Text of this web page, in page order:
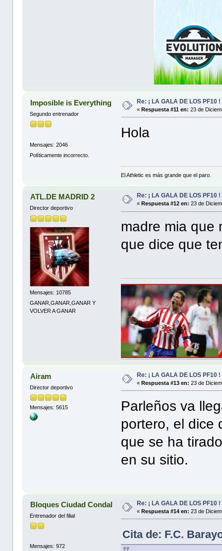
Imposible is Everything
Segundo entrenador
Mensajes: 2046
Políticamente incorrecto.
Re: ¡ LA GALA DE LOS PF10 !
«Respuesta #11 en: 23 de
Hola
El Athletic es más grande que el paro.
ATL.DE MADRID 2
Director deportivo
Mensajes: 10785
GANAR,GANAR,GANAR Y
VOLVER A GANAR
Re: ¡ LA GALA DE LOS PF10 !
« Respuesta #12 en: 23 de
madre mia que
que dice que
Airam
Director deportivo
Mensajes: 5615
Re: ¡ LA GALA DE LOS PF10 !
«Respuesta #13 en: 23 de
Parleños va
portero, el dice
que se ha
en su sitio.
Bloques Ciudad Condal
Entrenador del filial
Mensajes: 972
Re: ¡ LA GALA DE LOS PF10 !
«Respuesta #14 en: 23 de
Cita de: F.C.